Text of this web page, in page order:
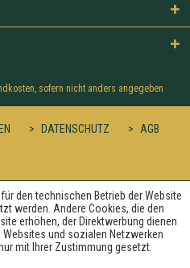
, sofern nicht anders angegeben
DATENSCHUTZ AGB
den technischen Betrieb der Website
werden. Andere Cookies, die den
erhöhen, der Direktwerbung dienen
und sozialen Netzwerken
mit Ihrer Zustimmung gesetzt.